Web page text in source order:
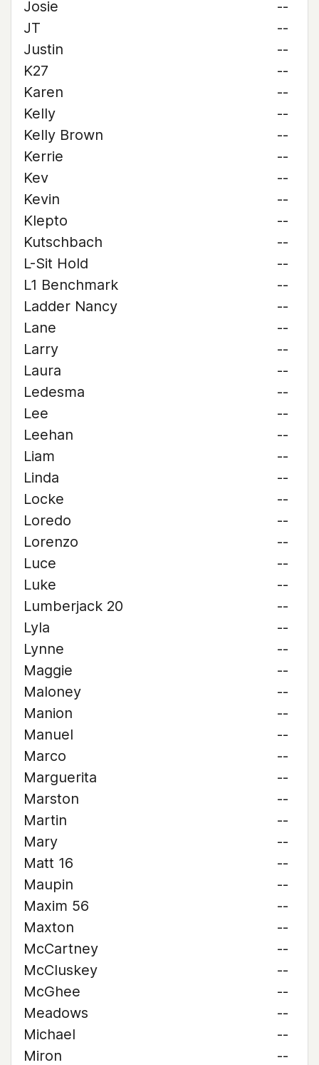
Josie
--
JT
--
Justin
--
K27
--
Karen
--
Kelly
--
Kelly Brown
--
Kerrie
--
Kev
--
Kevin
--
Klepto
--
Kutschbach
--
L-Sit Hold
--
L1 Benchmark
--
Ladder Nancy
--
Lane
--
Larry
--
Laura
--
Ledesma
--
Lee
--
Leehan
--
Liam
--
Linda
--
Locke
--
Loredo
--
Lorenzo
--
Luce
--
Luke
--
Lumberjack 20
--
Lyla
--
Lynne
--
Maggie
--
Maloney
--
Manion
--
Manuel
--
Marco
--
Marguerita
--
Marston
--
Martin
--
Mary
--
Matt 16
--
Maupin
--
Maxim 56
--
Maxton
--
McCartney
--
McCluskey
--
McGhee
--
Meadows
--
Michael
--
Miron
--